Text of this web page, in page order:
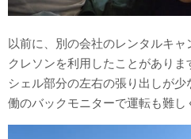
以前に、別の会社のレンタルキ
クレソンを利用したことがありま
シェル部分の左右の張り出しが
働のバックモニターで運転も難し